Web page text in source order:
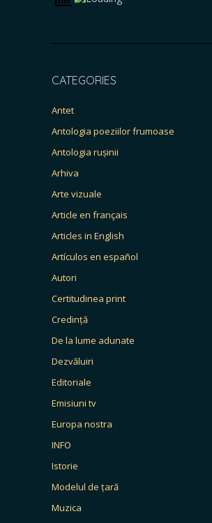
CATEGORIES
Antet
Antologia poeziilor frumoase
Antologia rușinii
Arhiva
Arte vizuale
Article en français
Articles in English
Artículos en español
Autori
Certitudinea print
Credință
De la lume adunate
Dezvăluiri
Editoriale
Emisiuni tv
Europa nostra
INFO
Istorie
Modelul de țară
Muzica